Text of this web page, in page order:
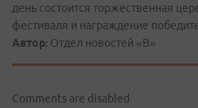
день состоится торжественная
фестиваля и награждение
Автор: Отдел новостей «В»
Comments are disabled